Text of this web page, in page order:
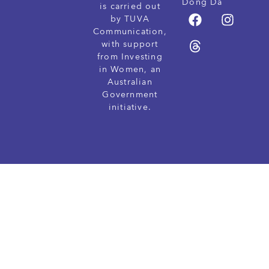
is carried out
by TUVA
Communication,
with support
from Investing
in Women, an
Australian
Government
initiative.